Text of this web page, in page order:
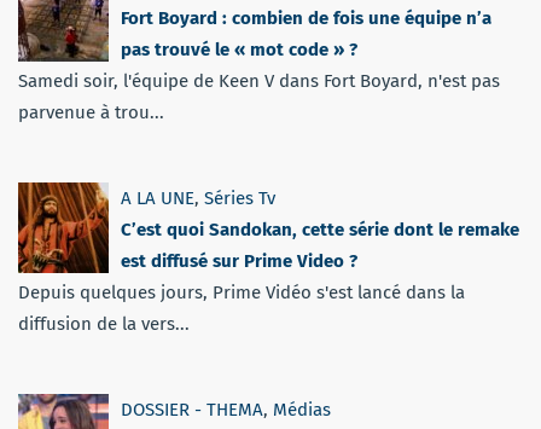
Fort Boyard : combien de fois une équipe n’a
pas trouvé le « mot code » ?
Samedi soir, l'équipe de Keen V dans Fort Boyard, n'est pas
parvenue à trou...
A LA UNE, Séries Tv
C’est quoi Sandokan, cette série dont le remake
est diffusé sur Prime Video ?
Depuis quelques jours, Prime Vidéo s'est lancé dans la
diffusion de la vers...
DOSSIER - THEMA, Médias